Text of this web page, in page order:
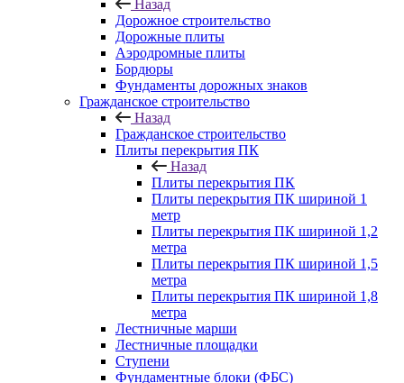
Назад
Дорожное строительство
Дорожные плиты
Аэродромные плиты
Бордюры
Фундаменты дорожных знаков
Гражданское строительство
Назад
Гражданское строительство
Плиты перекрытия ПК
Назад
Плиты перекрытия ПК
Плиты перекрытия ПК шириной 1
метр
Плиты перекрытия ПК шириной 1,2
метра
Плиты перекрытия ПК шириной 1,5
метра
Плиты перекрытия ПК шириной 1,8
метра
Лестничные марши
Лестничные площадки
Ступени
Фундаментные блоки (ФБС)